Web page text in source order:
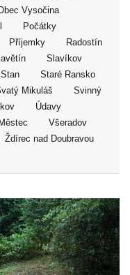
Vysočina
Počátky
Příjemky
Radostín
Slavíkov
Stan
Staré Ransko
Mikuláš
Svinný
Údavy
Všeradov
Ždírec nad Doubravou